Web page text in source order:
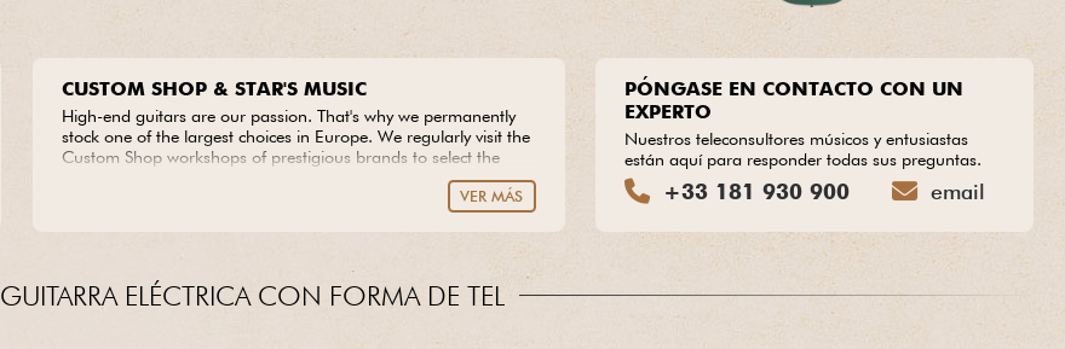
CUSTOM SHOP & STAR'S MUSIC
High-end guitars are our passion. That's why we permanently
stock one of the largest choices in Europe. We regularly visit the
Custom Shop workshops of prestigious brands to select the
most beautiful pieces of wood available, from which we create
our own models. Do you dream of an extraordinary guitar?
Entrust us with your project with complete peace of mind.
VER MÁS
PÓNGASE EN CONTACTO CON UN
EXPERTO
Nuestros teleconsultores músicos y entusiastas
están aquí para responder todas sus preguntas.
+33 181 930 900 email
GUITARRA ELÉCTRICA CON FORMA DE TEL